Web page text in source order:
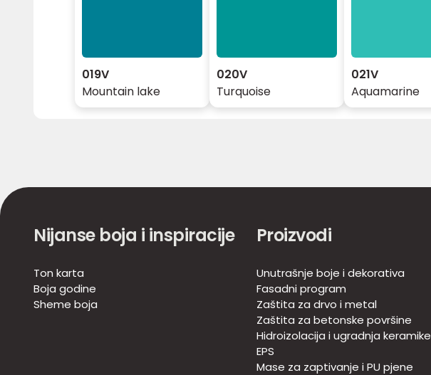
019V
Mountain lake
020V
Turquoise
021V
Aquamarine
Nijanse boja i inspiracije
Ton karta
Boja godine
Sheme boja
Proizvodi
Unutrašnje boje i dekorativa
Fasadni program
Zaštita za drvo i metal
Zaštita za betonske površine
Hidroizolacija i ugradnja keramike
EPS
Mase za zaptivanje i PU pjene